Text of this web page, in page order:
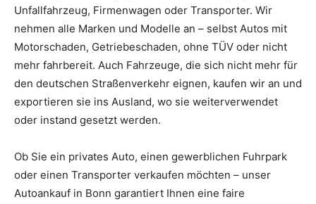
Unfallfahrzeug, Firmenwagen oder Transporter. Wir
nehmen alle Marken und Modelle an – selbst Autos mit
Motorschaden, Getriebeschaden, ohne TÜV oder nicht
mehr fahrbereit. Auch Fahrzeuge, die sich nicht mehr für
den deutschen Straßenverkehr eignen, kaufen wir an und
exportieren sie ins Ausland, wo sie weiterverwendet
oder instand gesetzt werden.
Ob Sie ein privates Auto, einen gewerblichen Fuhrpark
oder einen Transporter verkaufen möchten – unser
Autoankauf in Bonn garantiert Ihnen eine faire